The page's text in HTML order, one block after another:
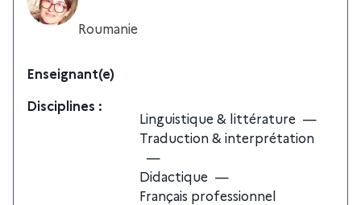
Roumanie
Enseignant(e)
Disciplines :
Linguistique & littérature —
Traduction & interprétation
—
Didactique —
Français professionnel